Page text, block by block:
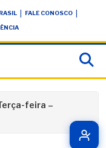
FALE CONOSCO
feira –